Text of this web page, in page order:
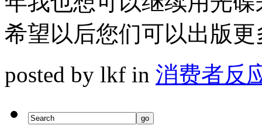
希望以后您们可以出版
posted by lkf in 消费者反